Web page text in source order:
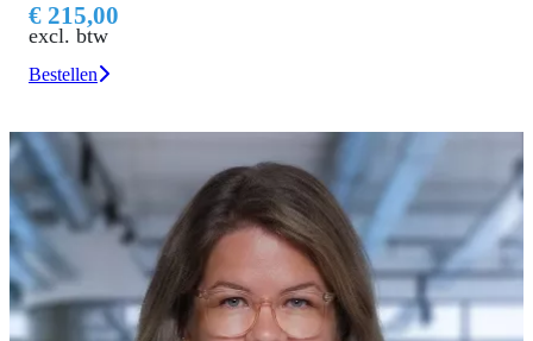
€ 215,00
excl. btw
Bestellen